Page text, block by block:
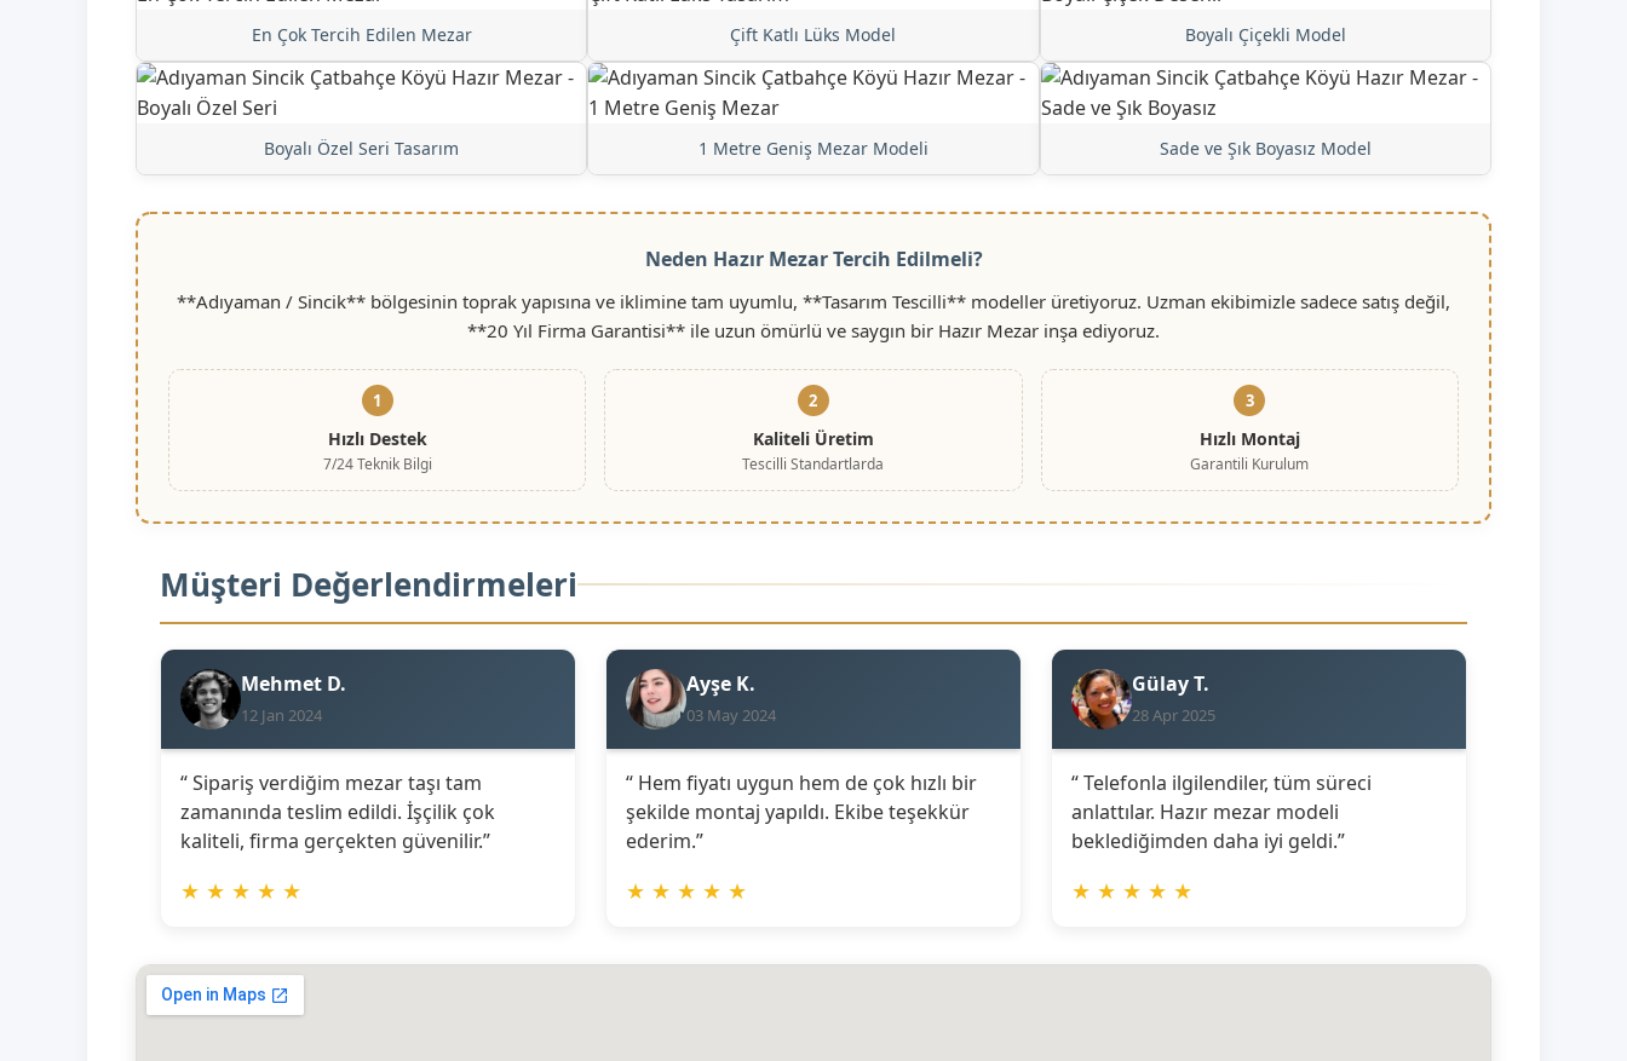
En Çok Tercih Edilen Mezar Çift Katlı Lüks Model Boyalı Çiçekli Model
Boyalı Özel Seri Tasarım 1 Metre Geniş Mezar Modeli Sade ve Şık Boyasız Model
Neden Hazır Mezar Tercih Edilmeli?
**Adıyaman / Sincik** bölgesinin toprak yapısına ve iklimine tam uyumlu, **Tasarım Tescilli** modeller üretiyoruz. Uzman ekibimizle sadece satış değil,
**20 Yıl Firma Garantisi** ile uzun ömürlü ve saygın bir Hazır Mezar inşa ediyoruz.
1
Hızlı Destek
7/24 Teknik Bilgi
2
Kaliteli Üretim
Tescilli Standartlarda
3
Hızlı Montaj
Garantili Kurulum
Müşteri Değerlendirmeleri
Mehmet D.
12 Jan 2024
“ Sipariş verdiğim mezar taşı tam
zamanında teslim edildi. İşçilik çok
kaliteli, firma gerçekten güvenilir.”
★ ★ ★ ★ ★
Ayşe K.
03 May 2024
“ Hem fiyatı uygun hem de çok hızlı bir
şekilde montaj yapıldı. Ekibe teşekkür
ederim.”
★ ★ ★ ★ ★
Gülay T.
28 Apr 2025
“ Telefonla ilgilendiler, tüm süreci
anlattılar. Hazır mezar modeli
beklediğimden daha iyi geldi.”
★ ★ ★ ★ ★